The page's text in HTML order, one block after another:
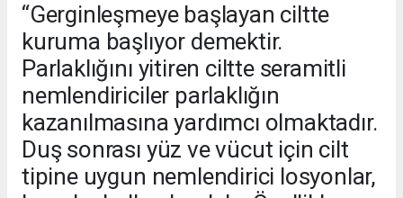
“Gerginleşmeye başlayan ciltte
kuruma başlıyor demektir.
Parlaklığını yitiren ciltte seramitli
nemlendiriciler parlaklığın
kazanılmasına yardımcı olmaktadır.
Duş sonrası yüz ve vücut için cilt
tipine uygun nemlendirici losyonlar,